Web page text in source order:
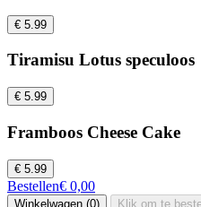
€ 5.99
Tiramisu Lotus speculoos
€ 5.99
Framboos Cheese Cake
€ 5.99
Bestellen€ 0,00
Winkelwagen (0) Klik om te